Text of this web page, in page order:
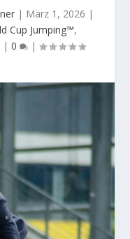
| März 1, 2026 |
Cup Jumping™,
| 0 |